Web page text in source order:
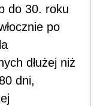
do 30. roku
po
dłużej niż
dni,